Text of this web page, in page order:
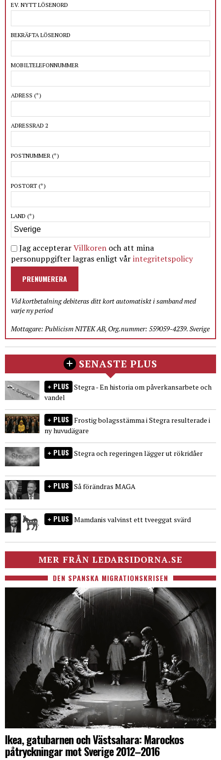
EV. NYTT LÖSENORD
BEKRÄFTA LÖSENORD
MOBILTELEFONNUMMER
ADRESS (*)
ADRESSRAD 2
POSTNUMMER (*)
POSTORT (*)
LAND (*)
Jag accepterarVillkoren och att mina
personuppgifter lagras enligt vårintegritetspolicy
PRENUMERERA
Vid kortbetalning debiteras ditt kort automatiskt i samband med
varje ny period
Mottagare: Publicism NITEK AB, Org.nummer: 559059-4239. Sverige
SENASTE PLUS
PLUS Stegra - En historia om påverkansarbete och
vandel
PLUS Frostig bolagsstämma i Stegra resulterade i
ny huvudägare
PLUS Stegra och regeringen lägger ut rökridåer
PLUS Så förändras MAGA
PLUS Mamdanis valvinst ett tveeggat svärd
MER FRÅN LEDARSIDORNA.SE
DEN SPANSKA MIGRATIONSKRISEN
Ikea, gatubarnen och Västsahara: Marockos
påtryckningar mot Sverige 2012–2016